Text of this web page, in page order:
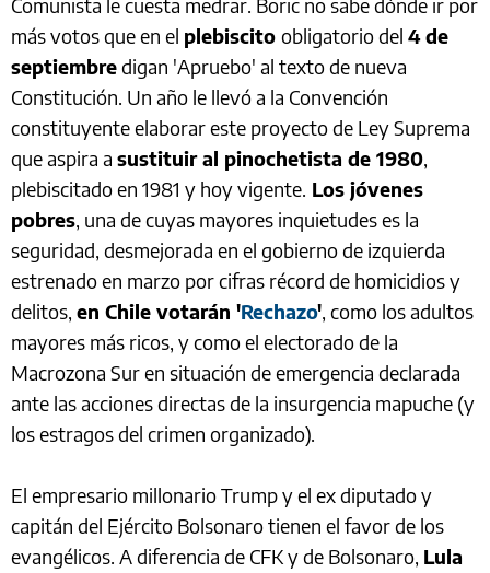
Comunista le cuesta medrar. Boric no sabe dónde ir por
más votos que en el plebiscito obligatorio del 4 de
septiembredigan 'Apruebo' al texto de nueva
Constitución. Un año le llevó a la Convención
constituyente elaborar este proyecto de Ley Suprema
que aspira a sustituir al pinochetista de 1980,
plebiscitado en 1981 y hoy vigente. Los jóvenes
pobres, una de cuyas mayores inquietudes es la
seguridad, desmejorada en el gobierno de izquierda
estrenado en marzo por cifras récord de homicidios y
delitos, en Chile votarán 'Rechazo', como los adultos
mayores más ricos, y como el electorado de la
Macrozona Sur en situación de emergencia declarada
ante las acciones directas de la insurgencia mapuche (y
los estragos del crimen organizado).
El empresario millonario Trump y el ex diputado y
capitán del Ejército Bolsonaro tienen el favor de los
evangélicos. A diferencia de CFK y de Bolsonaro, Lula